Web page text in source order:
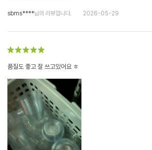
sbms****님의 리뷰입니다. 2026-05-29
품질도 좋고 잘 쓰고있어요 ㅎ